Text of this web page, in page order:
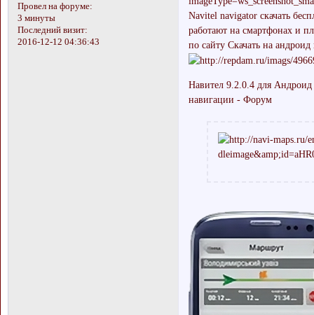
Провел на форуме:
3 минуты
Последний визит:
2016-12-12 04:36:43
Navitel navigator скачать
работают на смартфонах и
по сайту Скачать на
Навител 9.2.0.4 для
навигации - Форум